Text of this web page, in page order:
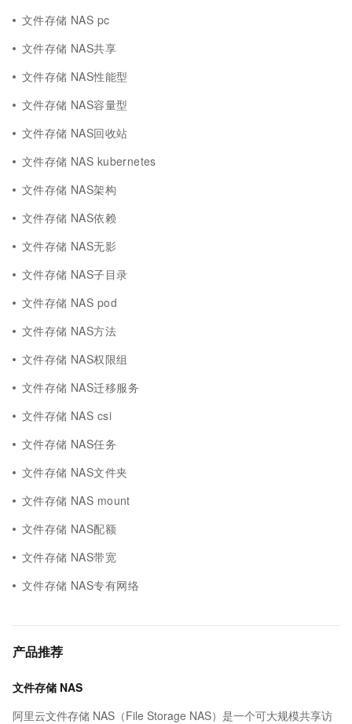
文件存储 NAS pc
文件存储 NAS共享
文件存储 NAS性能型
文件存储 NAS容量型
文件存储 NAS回收站
文件存储 NAS kubernetes
文件存储 NAS架构
文件存储 NAS依赖
文件存储 NAS无影
文件存储 NAS子目录
文件存储 NAS pod
文件存储 NAS方法
文件存储 NAS权限组
文件存储 NAS迁移服务
文件存储 NAS csi
文件存储 NAS任务
文件存储 NAS文件夹
文件存储 NAS mount
文件存储 NAS配额
文件存储 NAS带宽
文件存储 NAS专有网络
产品推荐
文件存储 NAS
阿里云文件存储 NAS（File Storage NAS）是一个可大规模共享访